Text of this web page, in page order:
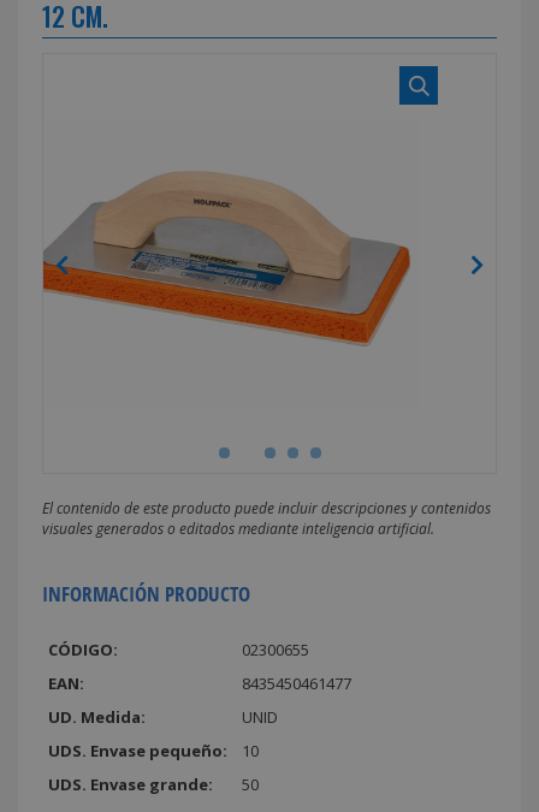
12 CM.
El contenido de este producto puede incluir descripciones y contenidos
visuales generados o editados mediante inteligencia artificial.
INFORMACIÓN PRODUCTO
CÓDIGO:
02300655
EAN:
8435450461477
UD. Medida:
UNID
UDS. Envase pequeño:
10
UDS. Envase grande:
50